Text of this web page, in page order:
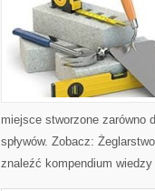
miejsce stworzone zarówno
spływów. Zobacz:
znaleźć kompendium